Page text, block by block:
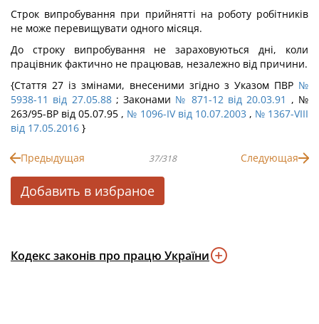
Строк випробування при прийнятті на роботу робітників
не може перевищувати одного місяця.
До строку випробування не зараховуються дні, коли
працівник фактично не працював, незалежно від причини.
{Стаття 27 із змінами, внесеними згідно з Указом ПВР №
5938-11 від 27.05.88; Законами № 871-12 від 20.03.91 , №
263/95-ВР від 05.07.95 , № 1096-IV від 10.07.2003 , № 1367-VIII
від 17.05.2016 }
Предыдущая 37/318 Следующая
Добавить в избраное
Кодекс законів про працю України